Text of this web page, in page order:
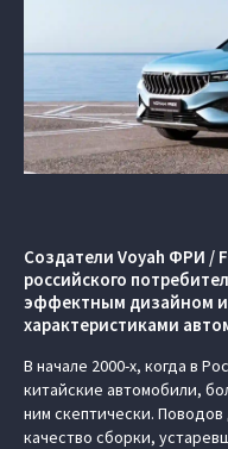
Создатели Voyah ФРИ /
российского
эффектным дизайном и
характеристиками
В начале 2000-х, когда в
китайские автомобили,
ним скептически.
качество сборки,